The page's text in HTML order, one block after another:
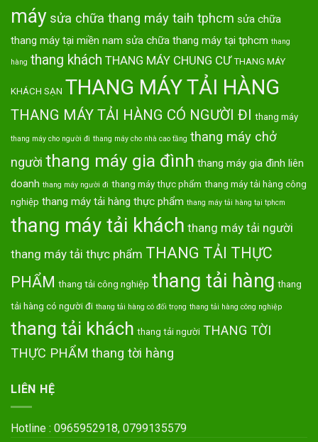
máy sửa chữa thang máy taih tphcm sửa chữa
thang máy tại miền nam sửa chữa thang máy tại tphcm thang
hàng thang khách THANG MÁY CHUNG CƯ THANG MÁY
KHÁCH SẠN THANG MÁY TẢI HÀNG
THANG MÁY TẢI HÀNG CÓ NGƯỜI ĐI thang máy
thang máy cho người đi thang máy cho nhà cao tầng thang máy chở
người thang máy gia đình thang máy gia đình liên
doanh thang máy người đi thang máy thực phẩm thang máy tải hàng công
nghiệp thang máy tải hàng thực phẩm thang máy tải hàng tại tphcm
thang máy tải khách thang máy tải người
thang máy tải thực phẩm THANG TẢI THỰC
PHẨM thang tải công nghiệp thang tải hàng thang
tải hàng có người đi thang tải hàng có đối trọng thang tải hàng công nghiệp
thang tải khách thang tải người THANG TỜI
THỰC PHẨM thang tời hàng
LIÊN HỆ
Hotline : 0965952918, 0799135579